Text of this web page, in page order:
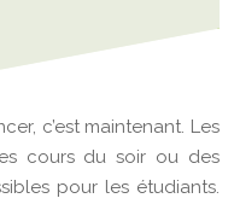
c’est maintenant. Les
cours du soir ou des
pour les étudiants.